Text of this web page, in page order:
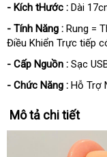
- Kích tHước : Dài
- Tính Năng : Rung =
Điều Khiển Trực tiếp
- Cấp Nguồn : Sạc
- Chức Năng : Hỗ Trợ
Mô tả chi tiết